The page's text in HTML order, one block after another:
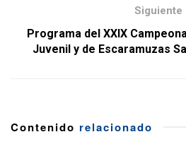
Siguiente
Programa del XXIX
Juvenil y de Escaramuzas
Contenido relacionado